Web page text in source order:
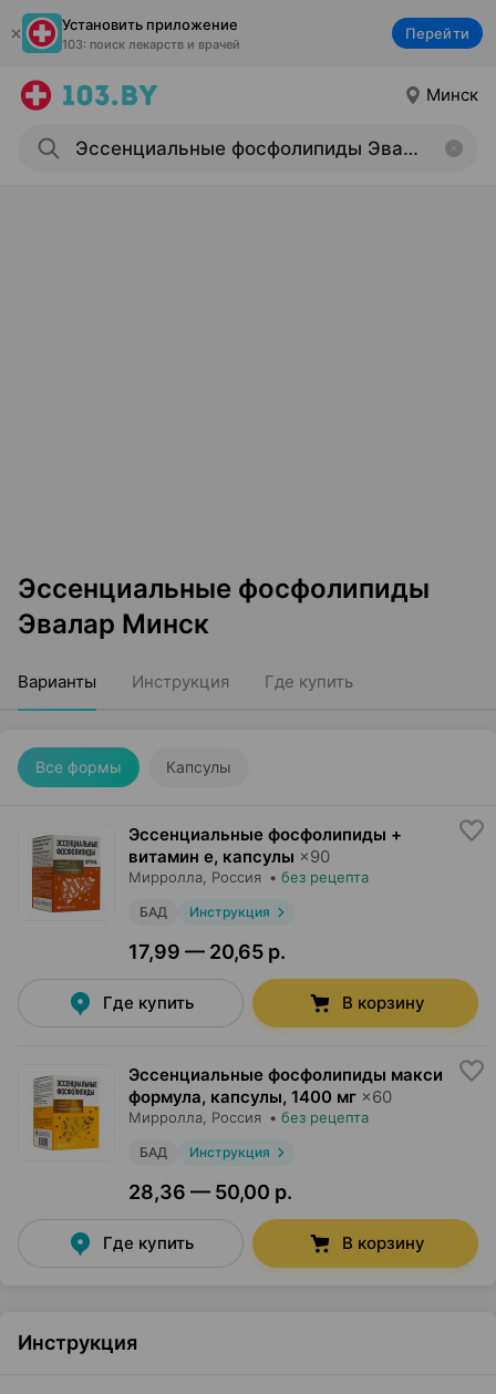
Установить приложение
103: поиск лекарств и врачей
Перейти
Минск
Эссенциальные фосфолипиды
Эвалар Минск
Варианты Инструкция Где купить
Все формы Капсулы
Эссенциальные фосфолипиды +
витамин е, капсулы ×90
Мирролла , Россия • без рецепта
БАД Инструкция
17,99 — 20,65 р.
Где купить В корзину
Эссенциальные фосфолипиды макси
формула, капсулы, 1400 мг ×60
Мирролла , Россия • без рецепта
БАД Инструкция
28,36 — 50,00 р.
Где купить В корзину
Инструкция